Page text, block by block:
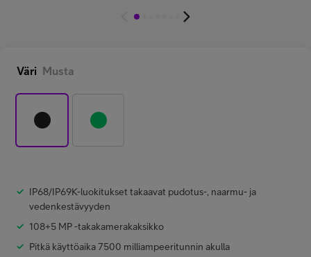
Väri Musta
IP68/IP69K-luokitukset takaavat pudotus-, naarmu- ja
vedenkestävyyden
108+5 MP -takakamerakaksikko
Pitkä käyttöaika 7500 milliampeeritunnin akulla